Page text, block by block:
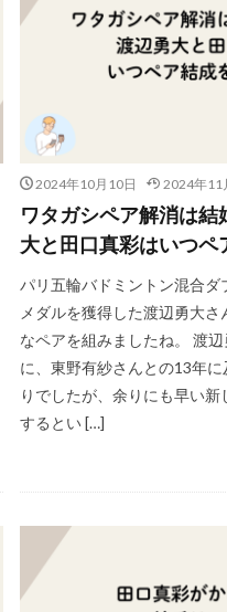
2024年10月10日 2024年11
ワタガシペア解消は結
大と田口真彩はいつペ
パリ五輪バドミントン混合ダ
メダルを獲得した渡辺勇大
なペアを組みましたね。 渡
に、東野有紗さんとの13年
りでしたが、余りにも早い
するとい […]